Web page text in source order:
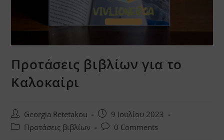
Προτάσεις βιβλίων για το
Καλοκαίρι
Post
author:
Georgia Retetakou
Post
published:
9 Ιουλίου 2023
PostΠροτάσεις βιβλίων
Post0 Comments